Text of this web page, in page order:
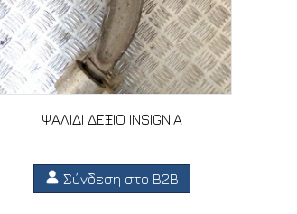
ΨΑΛΙΔΙ ΔΕΞΙΟ INSIGNIA
Σύνδεση στο B2B